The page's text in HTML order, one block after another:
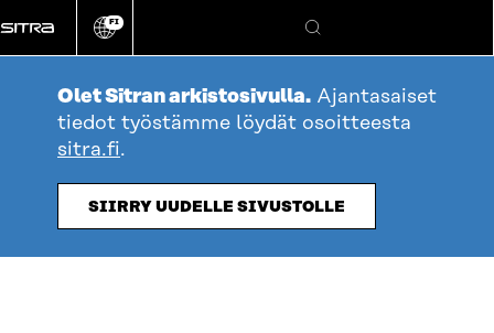
suoraan
sisältöön
Vaihda
kieli
FI
Hae
Olet Sitran arkistosivulla. Ajantasaiset
tiedot työstämme löydät osoitteesta
sitra.fi.
SIIRRY UUDELLE SIVUSTOLLE